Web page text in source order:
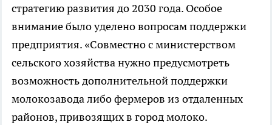
стратегию развития до 2030 года. Особое
внимание было уделено вопросам поддержки
предприятия. «Совместно с министерством
сельского хозяйства нужно предусмотреть
возможность дополнительной поддержки
молокозавода либо фермеров из отдаленных
районов, привозящих в город молоко.